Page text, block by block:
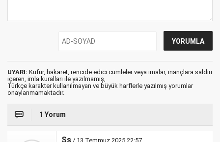
UYARI: Küfür, hakaret, rencide edici cümleler veya imalar, inançlara saldırı
içeren, imla kuralları ile yazılmamış,
Türkçe karakter kullanılmayan ve büyük harflerle yazılmış yorumlar
onaylanmamaktadır.
1 Yorum
Ss / 13 Temmuz 2025 22:57